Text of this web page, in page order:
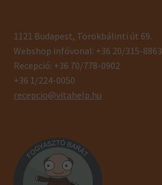
1121 Budapest, Törökbálinti út 69.
Webshop infóvonal: +36 20/315-8863
Recepció: +36 70/778-0902
+36 1/224-0050
recepcio@vitahelp.hu